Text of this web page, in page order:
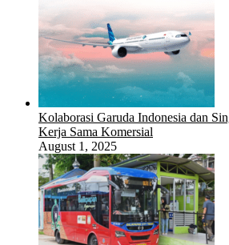
Kolaborasi Garuda Indonesia dan
Kerja Sama Komersial
August 1, 2025